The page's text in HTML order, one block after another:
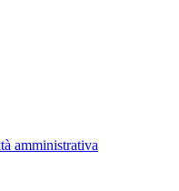
amministrativa